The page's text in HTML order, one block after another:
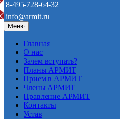
8-495-728-64-32
info@armit.ru
Меню
Главная
О нас
Зачем вступать?
Планы АРМИТ
Прием в АРМИТ
Члены АРМИТ
Правление АРМИТ
Контакты
Устав